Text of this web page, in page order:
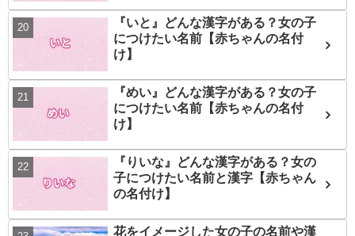
『いと』どんな漢字がある？女の子
につけたい名前【赤ちゃんの名付
け】
『めい』どんな漢字がある？女の子
につけたい名前【赤ちゃんの名付
け】
『りいな』どんな漢字がある？女の
子につけたい名前と漢字【赤ちゃん
の名付け】
花をイメージした女の子の名前や漢